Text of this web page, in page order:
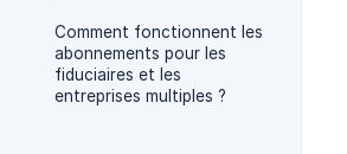
Comment fonctionnent les
abonnements pour les
fiduciaires et les
entreprises multiples ?